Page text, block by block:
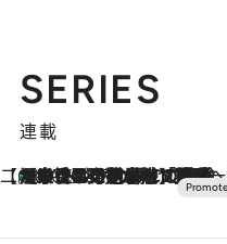
SERIES
連載
【CREA×星野リゾート】唯一無二。癒しと発見が待つ場所へ
2026.8.7
【トンボの足水浴】ヒノキの香りに包まれて涼感マックス！約13℃の湧水かけ流しを避暑地「星野温泉 トンボの湯」で体験